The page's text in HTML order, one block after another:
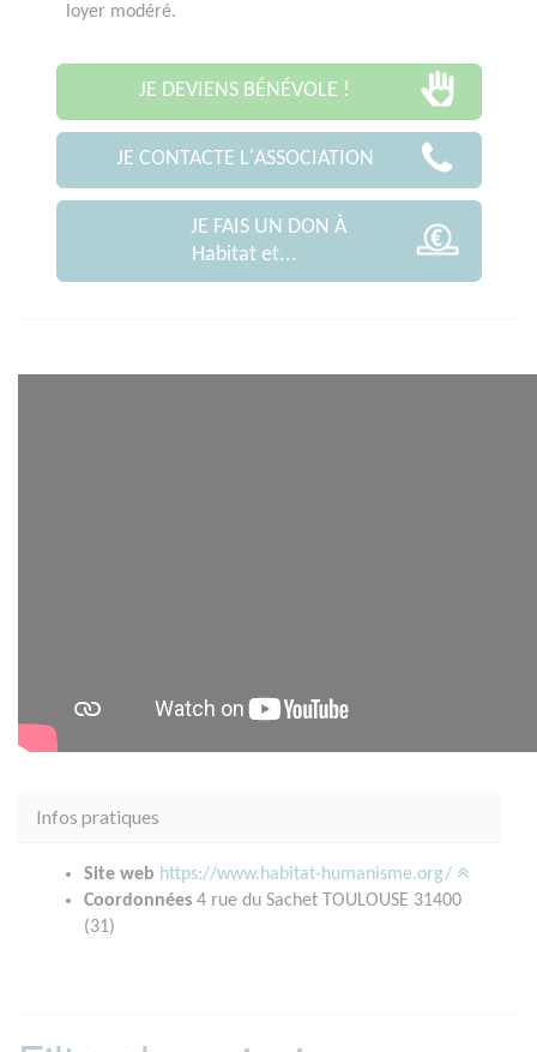
loyer modéré.
JE DEVIENS BÉNÉVOLE !
JE CONTACTE L'ASSOCIATION
JE FAIS UN DON À
Habitat et...
Infos pratiques
Site web https://www.habitat-humanisme.org/
Coordonnées 4 rue du Sachet TOULOUSE 31400
(31)